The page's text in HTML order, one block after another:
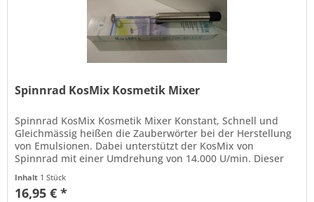
Spinnrad KosMix Kosmetik Mixer
Spinnrad KosMix Kosmetik Mixer Konstant, Schnell und
Gleichmässig heißen die Zauberwörter bei der Herstellung
von Emulsionen. Dabei unterstützt der KosMix von
Spinnrad mit einer Umdrehung von 14.000 U/min. Dieser
Inhalt 1 Stück
16,95 € *